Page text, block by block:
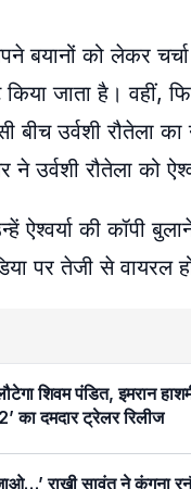
बयानों को लेकर
जाता है। वहीं,
बीच उर्वशी रौतेला
उर्वशी रौतेला को
ऐश्वर्या की कॉपी
पर तेजी से वायरल
शिवम पंडित, इमरान
का दमदार ट्रेलर रिलीज
राखी सावंत ने कंगना